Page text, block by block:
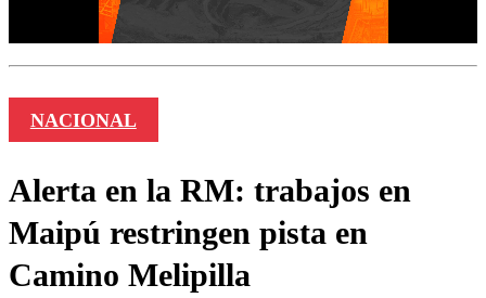
NACIONAL
Alerta en la RM: trabajos en
Maipú restringen pista en
Camino Melipilla